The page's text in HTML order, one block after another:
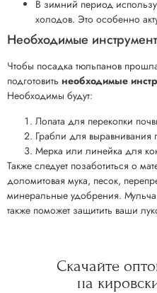
В зимний период
холодов. Это особенно
Необходимые
Чтобы посадка тюльпанов
подготовить необходимые
Необходимы будут:
Лопата для перекопки
Грабли для выравнивания
Мерка или линейка для
Также следует позаботиться о
доломитовая мука, песок,
минеральные удобрения.
также поможет защитить ваши
Скачайте
на